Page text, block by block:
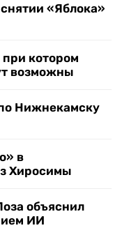
«Яблока»
при котором
возможны
Нижнекамску
в
Хиросимы
объяснил
ИИ